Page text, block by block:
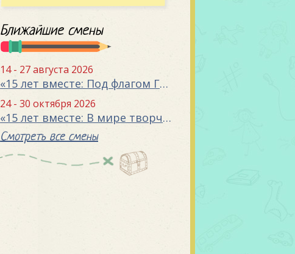
Ближайшие смены
14 - 27 августа 2026
«15 лет вместе: Под флагом Государства»
24 - 30 октября 2026
«15 лет вместе: В мире творчества»
Смотреть все смены